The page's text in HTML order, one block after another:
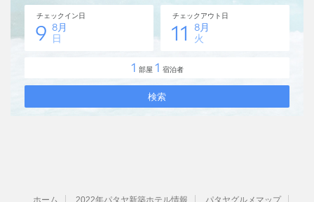
ホーム 2022年パタヤ新築ホテル情報 パタヤグルメマップ